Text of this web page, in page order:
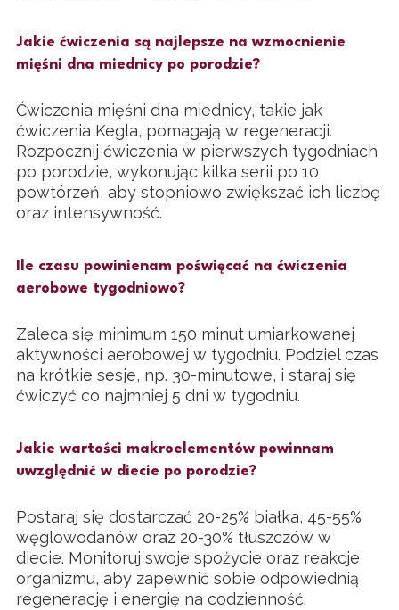
Jakie ćwiczenia są najlepsze na wzmocnienie
mięśni dna miednicy po porodzie?
Ćwiczenia mięśni dna miednicy, takie jak
ćwiczenia Kegla, pomagają w regeneracji.
Rozpocznij ćwiczenia w pierwszych tygodniach
po porodzie, wykonując kilka serii po 10
powtórzeń, aby stopniowo zwiększać ich liczbę
oraz intensywność.
Ile czasu powinienam poświęcać na ćwiczenia
aerobowe tygodniowo?
Zaleca się minimum 150 minut umiarkowanej
aktywności aerobowej w tygodniu. Podziel czas
na krótkie sesje, np. 30-minutowe, i staraj się
ćwiczyć co najmniej 5 dni w tygodniu.
Jakie wartości makroelementów powinnam
uwzględnić w diecie po porodzie?
Postaraj się dostarczać 20-25% białka, 45-55%
węglowodanów oraz 20-30% tłuszczów w
diecie. Monitoruj swoje spożycie oraz reakcje
organizmu, aby zapewnić sobie odpowiednią
regenerację i energię na codzienność.